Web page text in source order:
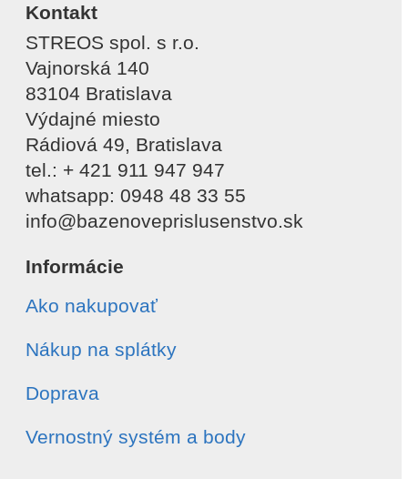
Kontakt
STREOS spol. s r.o.
Vajnorská 140
83104 Bratislava
Výdajné miesto
Rádiová 49, Bratislava
tel.: + 421 911 947 947
whatsapp: 0948 48 33 55
info@bazenoveprislusenstvo.sk
Informácie
Ako nakupovať
Nákup na splátky
Doprava
Vernostný systém a body